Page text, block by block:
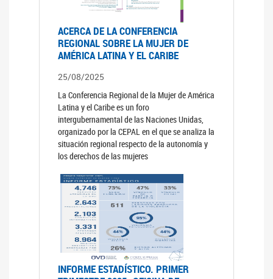
ACERCA DE LA CONFERENCIA
REGIONAL SOBRE LA MUJER DE
AMÉRICA LATINA Y EL CARIBE
25/08/2025
La Conferencia Regional de la Mujer de América
Latina y el Caribe es un foro
intergubernamental de las Naciones Unidas,
organizado por la CEPAL en el que se analiza la
situación regional respecto de la autonomía y
los derechos de las mujeres
INFORME ESTADÍSTICO. PRIMER